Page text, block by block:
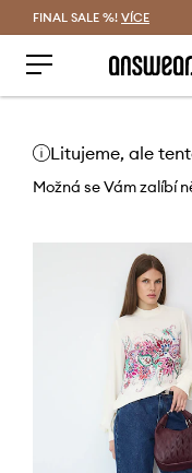
FINAL SALE %! VÍCE
Litujeme, ale
Možná se Vám zalíbí